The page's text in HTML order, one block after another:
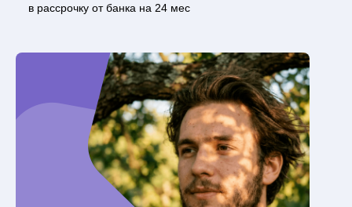
в рассрочку от банка на 24 мес